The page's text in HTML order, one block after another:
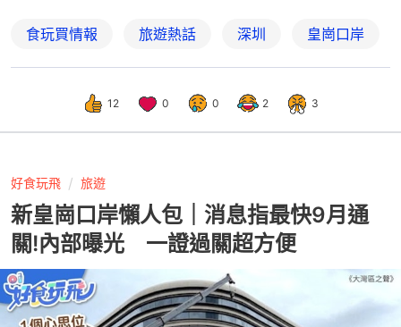
食玩買情報 旅遊熱話 深圳 皇崗口岸
12 0 0 2 3
好食玩飛 旅遊
新皇崗口岸懶人包｜消息指最快9月通
關!內部曝光 一證過關超方便